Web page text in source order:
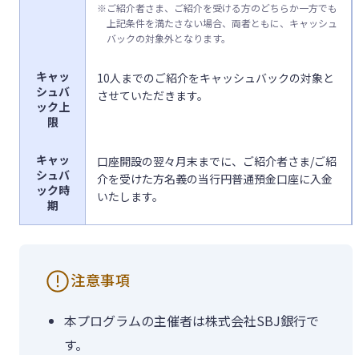
※ご紹介者さま、ご紹介を受ける方のどちらか一方でも
上記条件を満たさない場合、両者ともに、キャッシュ
バックの対象外となります。
キャッ
シュバ
ック上
限
10人までのご紹介をキャッシュバックの対象と
させていただきます。
キャッ
シュバ
ック時
期
口座開設の翌々月末までに、ご紹介者さま/ご紹
介を受けた方名義の当行円普通預金口座に入金
いたします。
注意事項
本プログラムの主催者は株式会社SBJ銀行で
す。